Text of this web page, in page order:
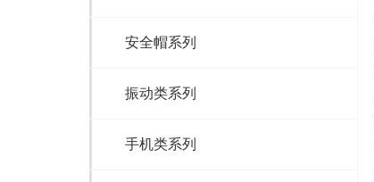
安全帽系列
振动类系列
手机类系列